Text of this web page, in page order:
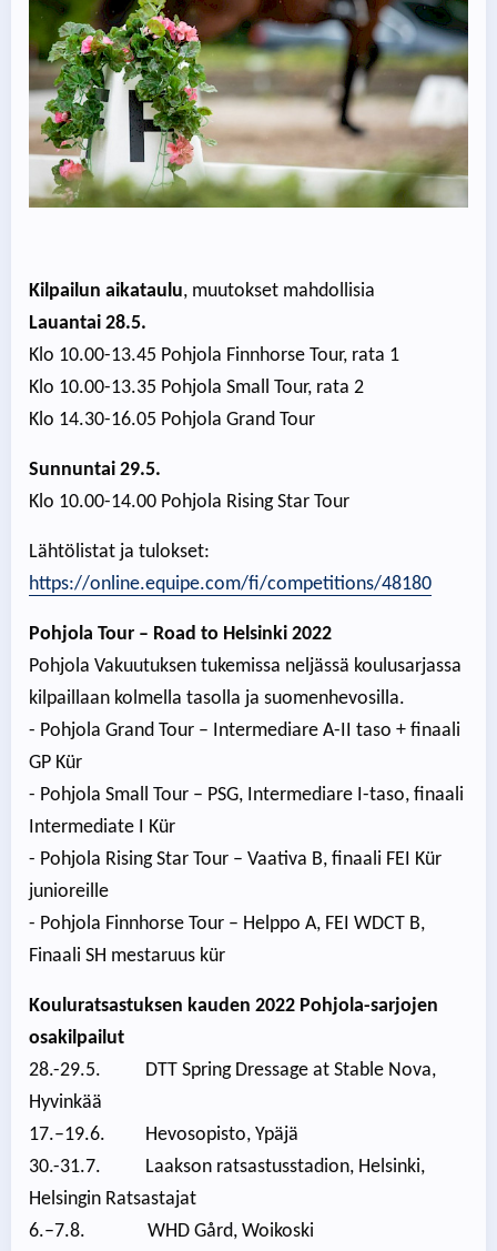
Kilpailun aikataulu, muutokset mahdollisia
Lauantai 28.5.
Klo 10.00-13.45 Pohjola Finnhorse Tour, rata 1
Klo 10.00-13.35 Pohjola Small Tour, rata 2
Klo 14.30-16.05 Pohjola Grand Tour
Sunnuntai 29.5.
Klo 10.00-14.00 Pohjola Rising Star Tour
Lähtölistat ja tulokset:
https://online.equipe.com/fi/competitions/48180
Pohjola Tour – Road to Helsinki 2022
Pohjola Vakuutuksen tukemissa neljässä koulusarjassa
kilpaillaan kolmella tasolla ja suomenhevosilla.
- Pohjola Grand Tour – Intermediare A-II taso + finaali
GP Kür
- Pohjola Small Tour – PSG, Intermediare I-taso, finaali
Intermediate I Kür
- Pohjola Rising Star Tour – Vaativa B, finaali FEI Kür
junioreille
- Pohjola Finnhorse Tour – Helppo A, FEI WDCT B,
Finaali SH mestaruus kür
Kouluratsastuksen kauden 2022 Pohjola-sarjojen
osakilpailut
28.-29.5. DTT Spring Dressage at Stable Nova,
Hyvinkää
17.–19.6. Hevosopisto, Ypäjä
30.-31.7. Laakson ratsastusstadion, Helsinki,
Helsingin Ratsastajat
6.–7.8. WHD Gård, Woikoski